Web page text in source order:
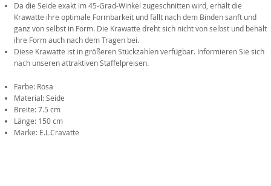
Da die Seide exakt im 45-Grad-Winkel zugeschnitten wird, erhält die
Krawatte ihre optimale Formbarkeit und fällt nach dem Binden sanft und
ganz von selbst in Form. Die Krawatte dreht sich nicht von selbst und behält
ihre Form auch nach dem Tragen bei.
Diese Krawatte ist in größeren Stückzahlen verfügbar. Informieren Sie sich
nach unseren attraktiven Staffelpreisen.
Farbe: Rosa
Material: Seide
Breite: 7.5 cm
Länge: 150 cm
Marke: E.L.Cravatte